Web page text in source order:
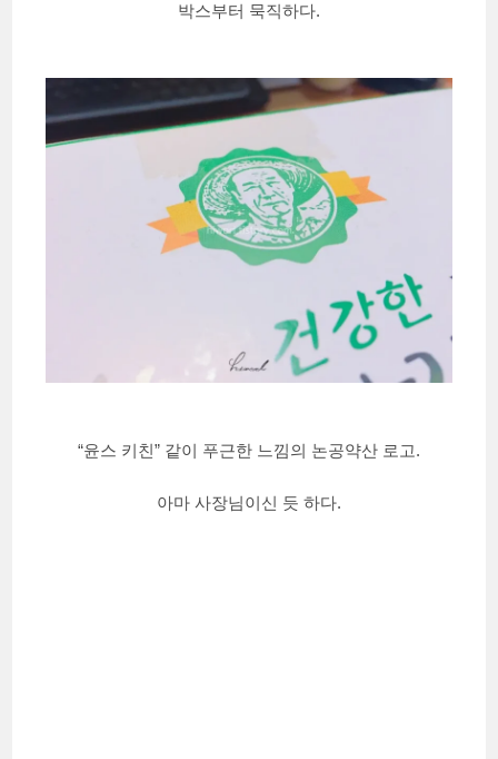
박스부터 묵직하다.
“윤스 키친” 같이 푸근한 느낌의 논공약산 로고.
아마 사장님이신 듯 하다.